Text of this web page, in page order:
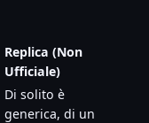
Replica (Non
Ufficiale)
Di solito è
generica, di un